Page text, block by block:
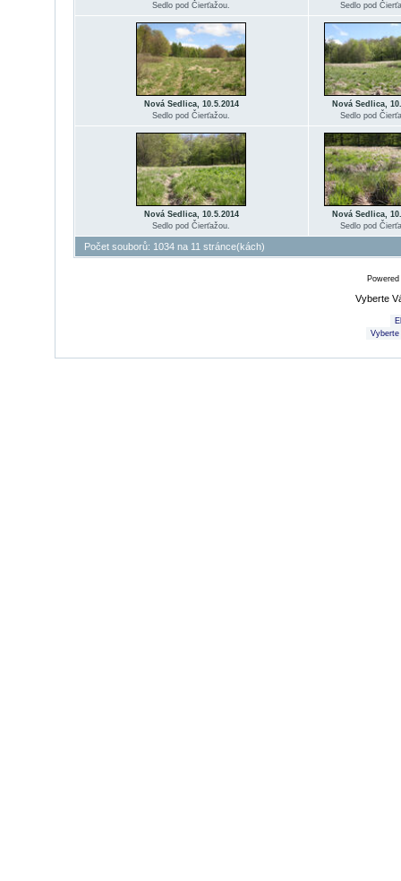
Sedlo pod Čierťažou.
Sedlo pod
Nová Sedlica, 10.5.2014
Sedlo pod Čierťažou.
Nová Sedlica,
Sedlo pod
Nová Sedlica, 10.5.2014
Sedlo pod Čierťažou.
Nová Sedlica,
Sedlo pod
Počet souborů: 1034 na 11 stránce(kách)
Vyberte